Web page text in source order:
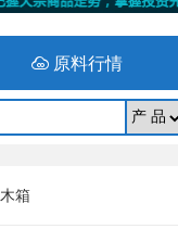
原料行情
木箱